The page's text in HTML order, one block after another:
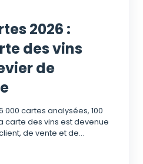
2026 :
des vins
de
000 cartes analysées, 100
carte des vins est devenue
de vente et de...